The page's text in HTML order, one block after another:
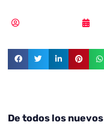
De todos los